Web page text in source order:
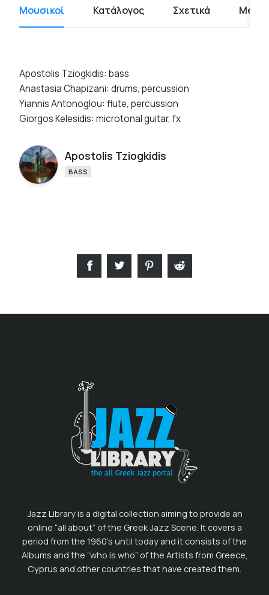
Μουσικοί Κατάλογος Σχετικά Media
Apostolis Tziogkidis: bass
Anastasia Chapizani: drums, percussion
Yiannis Antonoglou: flute, percussion
Giorgos Kelesidis: microtonal guitar, fx
Apostolis Tziogkidis
BASS
Jazz Library is a digital collection aiming to provide an
online “all about” of the Greek Jazz Scene. It covers a
period from the 1960’s until today and it consists of the
Albums and the “who is who” of the Artists from Greece,
Cyprus and other countries that have created them.